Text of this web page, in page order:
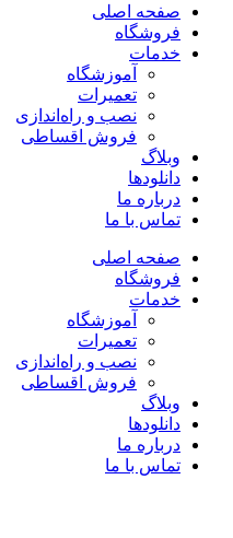
صفحه اصلی
فروشگاه
خدمات
آموزشگاه
تعمیرات
نصب و راه‌اندازی
فروش اقساطی
وبلاگ
دانلودها
درباره ما
تماس با ما
صفحه اصلی
فروشگاه
خدمات
آموزشگاه
تعمیرات
نصب و راه‌اندازی
فروش اقساطی
وبلاگ
دانلودها
درباره ما
تماس با ما